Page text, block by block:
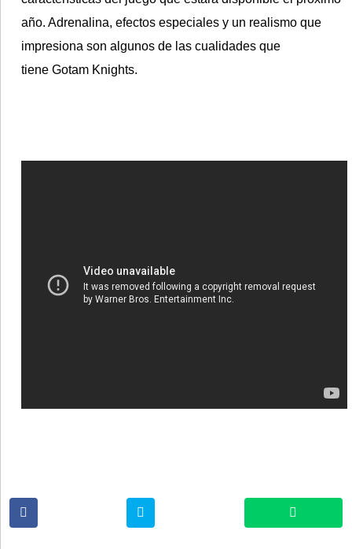
año. Adrenalina, efectos especiales y un realismo que
impresiona son algunos de las cualidades que
tiene Gotam Knights.